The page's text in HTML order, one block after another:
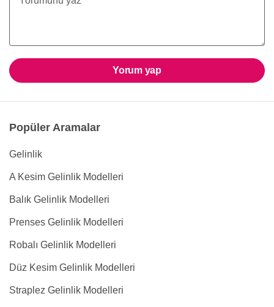
Yorum yap
Popüler Aramalar
Gelinlik
A Kesim Gelinlik Modelleri
Balık Gelinlik Modelleri
Prenses Gelinlik Modelleri
Robalı Gelinlik Modelleri
Düz Kesim Gelinlik Modelleri
Straplez Gelinlik Modelleri